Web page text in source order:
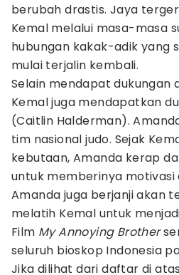
berubah drastis. Jaya
Kemal melalui masa-masa
hubungan kakak-adik yang
mulai terjalin kembali.
Selain mendapat dukungan
Kemal juga mendapatkan
(Caitlin Halderman).
tim nasional judo. Sejak
kebutaan, Amanda kerap
untuk memberinya motivasi
Amanda juga berjanji akan
melatih Kemal untuk
Film My Annoying Brother
seluruh bioskop Indonesia
Jika dilihat dari daftar di